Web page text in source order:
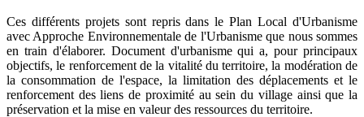
Ces différents projets sont repris dans le Plan Local d'Urbanisme
avec Approche Environnementale de l'Urbanisme que nous sommes
en train d'élaborer. Document d'urbanisme qui a, pour principaux
objectifs, le renforcement de la vitalité du territoire, la modération de
la consommation de l'espace, la limitation des déplacements et le
renforcement des liens de proximité au sein du village ainsi que la
préservation et la mise en valeur des ressources du territoire.